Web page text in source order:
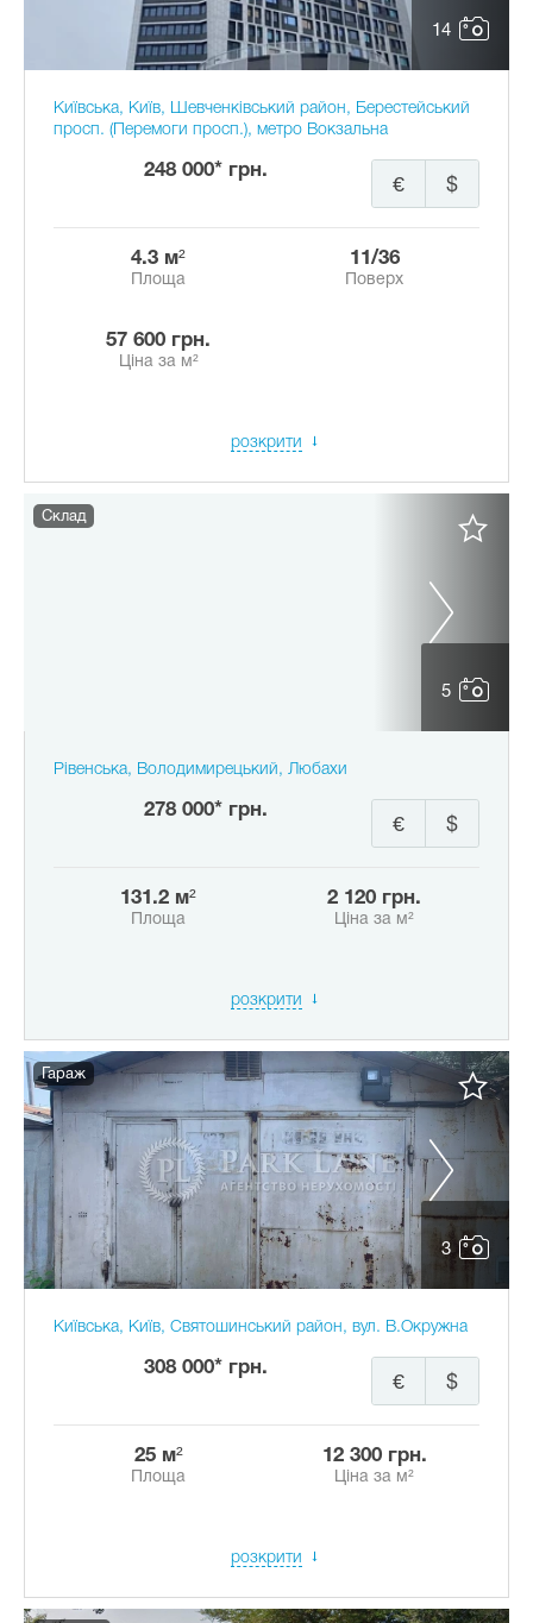
14
Київська, Київ, Шевченківський район, Берестейський
просп. (Перемоги просп.), метро Вокзальна
248 000* грн.
$
€
4.3 м²
Площа
11/36
Поверх
57 600 грн.
Ціна за м²
розкрити
5
Склад
Рівенська, Володимирецький, Любахи
278 000* грн.
$
€
131.2 м²
Площа
2 120 грн.
Ціна за м²
розкрити
3
Гараж
Київська, Київ, Святошинський район, вул. В.Окружна
308 000* грн.
$
€
25 м²
Площа
12 300 грн.
Ціна за м²
розкрити